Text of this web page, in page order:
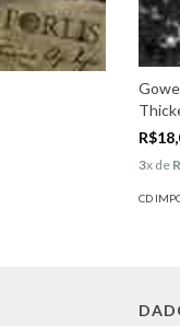
3x de
CD